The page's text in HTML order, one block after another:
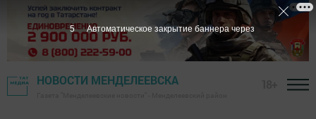
НОВОСТИ МЕНДЕЛЕЕВСКА
4 Автоматическое закрытие баннера через